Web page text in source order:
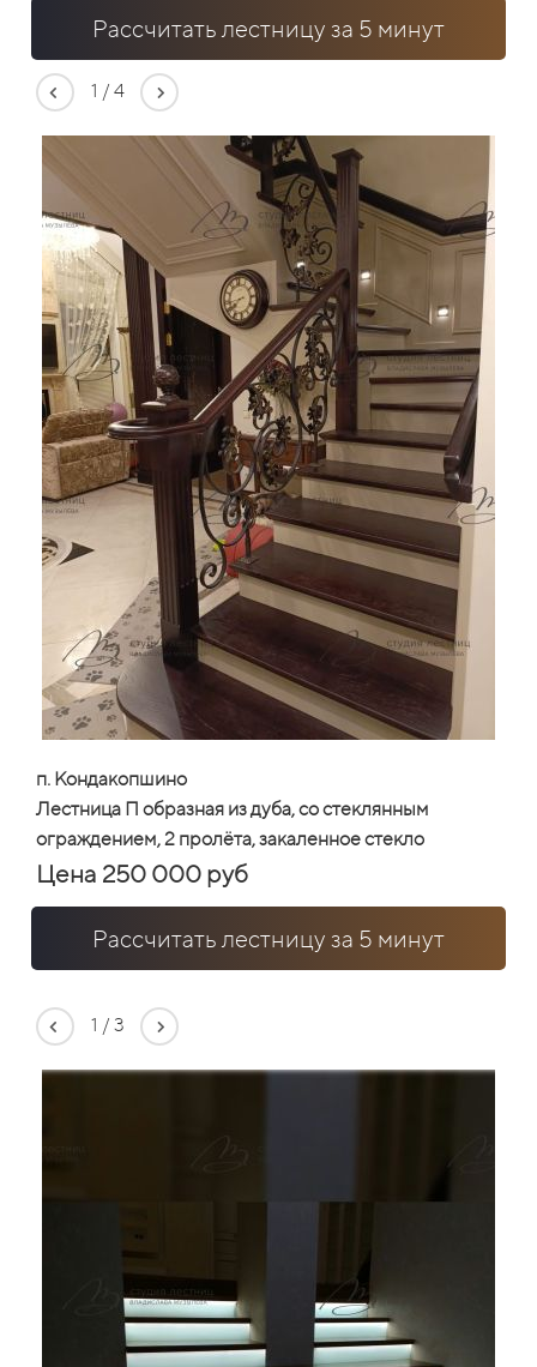
Рассчитать лестницу за 5 минут
1 / 4
п. Кондакопшино
Лестница П образная из дуба, со стеклянным
ограждением, 2 пролёта, закаленное стекло
Цена 250 000 руб
Рассчитать лестницу за 5 минут
1 / 3